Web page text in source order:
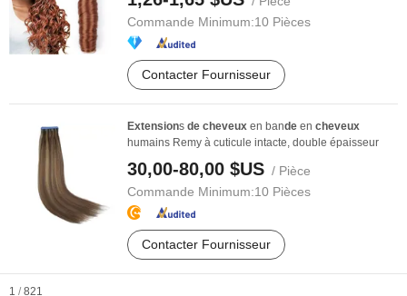
Commande Minimum:10 Pièces
Contacter Fournisseur
Extensions de cheveux en bande en cheveux
humains Remy à cuticule intacte, double épaisseur
30,00-80,00 $US / Pièce
Commande Minimum:10 Pièces
Contacter Fournisseur
1 / 821